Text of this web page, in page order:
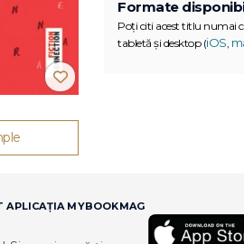
Formate
Poți citi acest titlu numai
tabletă și desktop (iOS,
APLICAȚIA MYBOOKMAG